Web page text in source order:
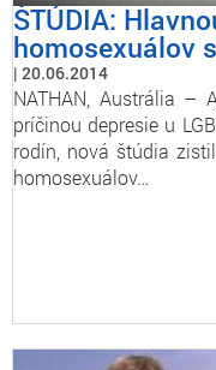
ŠTÚDIA:
homosexuálov
20.06.2014
NATHAN, Austrália –
príčinou depresie u
rodín, nová štúdia
homosexuálov…